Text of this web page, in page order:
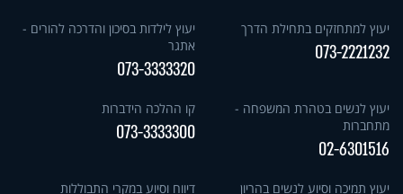
יעוץ למתחזקים בתחילת הדרך
073-2221232
יעוץ לילדות בסיכון והדרכה להורים -
אתגר
073-3333320
יעוץ לנשים בטהרת המשפחה -
מתחברות
02-6301516
קו ההלכה הידברות
073-3333300
יעוץ תמיכה וסיוע לנשים בהריון דיווח וסיוע במקרי התבוללות